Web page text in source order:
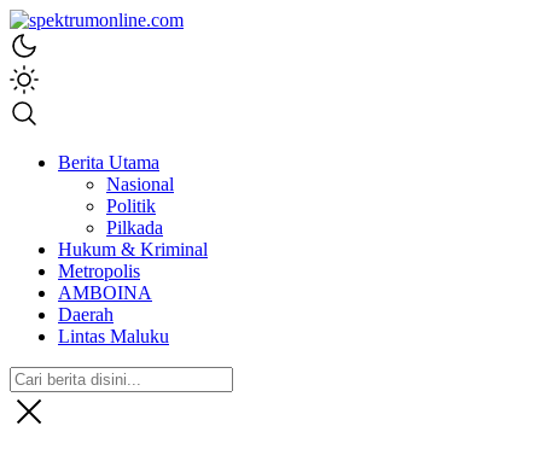
spektrumonline.com
Berita Utama
Nasional
Politik
Pilkada
Hukum & Kriminal
Metropolis
AMBOINA
Daerah
Lintas Maluku